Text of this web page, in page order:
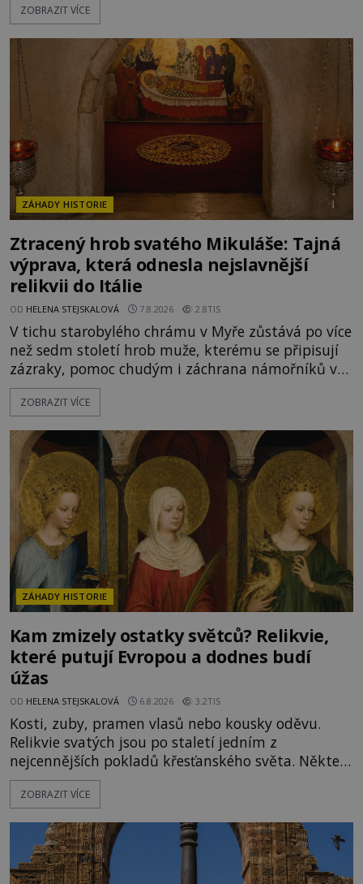
nakloněných turistů. Je to také případ kyperského
legendami o něm ukrývat nějaký pravdivý základ?
V blízkosti Mysu Greco, jak se přez
ZOBRAZIT VÍCE
ZÁHADY HISTORIE
Ztracený hrob svatého Mikuláše: Tajná
výprava, která odnesla nejslavnější
relikvii do Itálie
OD HELENA STEJSKALOVÁ 7.8.2026 2.8TIS
V tichu starobylého chrámu v Myře zůstává po více
než sedm století hrob muže, kterému se připisují
zázraky, pomoc chudým i záchrana námořníků v
bouřích. Pak ale přichází rok 1087 a klidné místo
se mění v dějiště podivné noční výpravy. Skupina
Mikuláše a odváží jeho ostatky přes moře do Bari.
Je to zbožná záchrana před nebezpečím, nebo
promyšlená krádež,
ZOBRAZIT VÍCE
ZÁHADY HISTORIE
Kam zmizely ostatky světců? Relikvie,
které putují Evropou a dodnes budí
úžas
OD HELENA STEJSKALOVÁ 6.8.2026 3.2TIS
Kosti, zuby, pramen vlasů nebo kousky oděvu.
Relikvie svatých jsou po staletí jedním z
nejcennějších pokladů křesťanského světa. Některé
mají pečlivě doloženou historii, jiné provází
záhady, krádeže i nečekané objevy. Jejich osudy
o skutečné historické události. Ve středověké
Evropě mají relikvie mimořádnou hodnotu. Nejsou
jen předmětem úcty
ZOBRAZIT VÍCE